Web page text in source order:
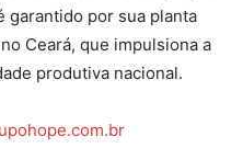
garantido por sua planta
Ceará, que impulsiona a
produtiva nacional.